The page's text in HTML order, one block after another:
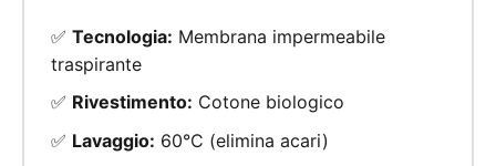
✅ Tecnologia: Membrana impermeabile
traspirante
✅ Rivestimento: Cotone biologico
✅ Lavaggio: 60°C (elimina acari)